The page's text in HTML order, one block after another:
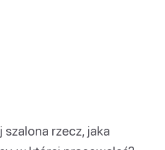
rzecz, jaka